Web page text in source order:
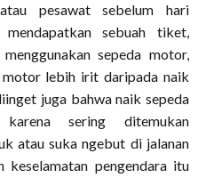
pesawat sebelum hari
sebuah tiket,
sepeda motor,
motor lebih irit daripada naik
juga bahwa naik sepeda
sering ditemukan
atau suka ngebut di jalanan
keselamatan pengendara itu